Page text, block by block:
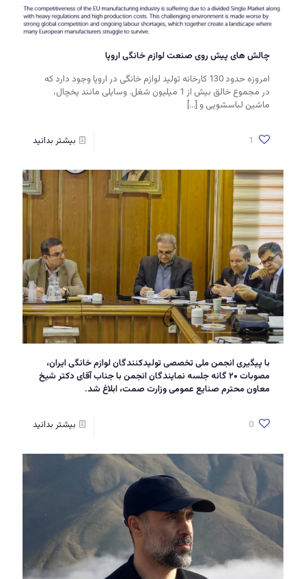
چالش های پیش روی صنعت لوازم خانگی اروپا
امروزه حدود 130 کارخانه تولید لوازم خانگی در اروپا وجود دارد که
در مجموع خالق بیش از 1 میلیون شغل. وسایلی مانند یخچال،
ماشین لباسشویی و […]
1 بیشتر بدانید
با پیگیری انجمن ملی تخصصی تولیدکنندگان لوازم خانگی ایران،
مصوبات ۲۰ گانه جلسه نمایندگان انجمن با جناب آقای دکتر شیخ
معاون محترم صنایع عمومی وزارت صمت، ابلاغ شد.
0 بیشتر بدانید